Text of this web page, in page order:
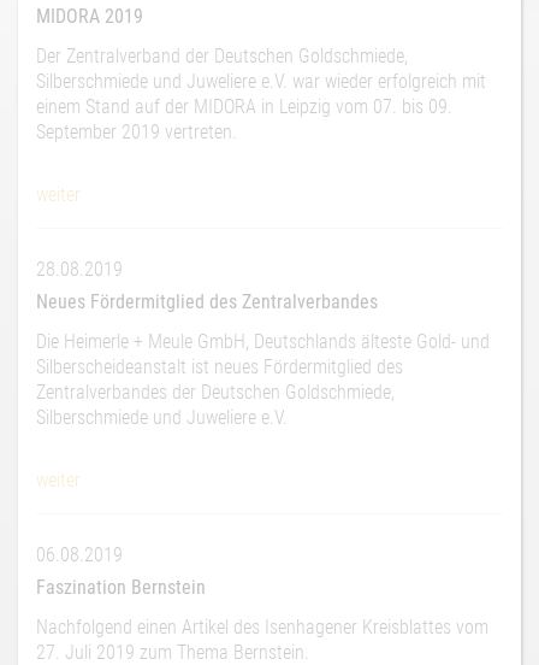
MIDORA 2019
Der Zentralverband der Deutschen Goldschmiede,
Silberschmiede und Juweliere e.V. war wieder erfolgreich mit
einem Stand auf der MIDORA in Leipzig vom 07. bis 09.
September 2019 vertreten.
weiter
28.08.2019
Neues Fördermitglied des Zentralverbandes
Die Heimerle + Meule GmbH, Deutschlands älteste Gold- und
Silberscheideanstalt ist neues Fördermitglied des
Zentralverbandes der Deutschen Goldschmiede,
Silberschmiede und Juweliere e.V.
weiter
06.08.2019
Faszination Bernstein
Nachfolgend einen Artikel des Isenhagener Kreisblattes vom
27. Juli 2019 zum Thema Bernstein.